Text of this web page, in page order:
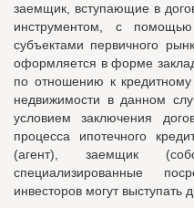
заемщик, вступающие в
инструментом, с
субъектами первичного
оформляется в форме
по отношению к кредитному
недвижимости в данном
условием заключения
процесса ипотечного
(агент), заемщик
специализированные
инвесторов могут выступать